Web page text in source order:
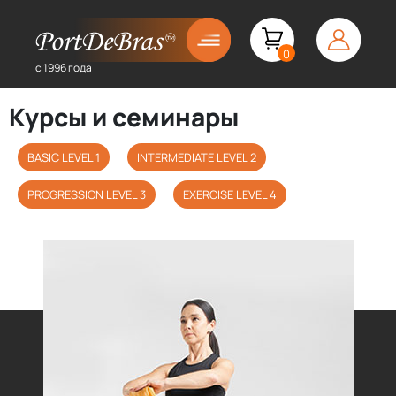
с 1996 года
0
Курсы и семинары
BASIC LEVEL 1 INTERMEDIATE LEVEL 2
PROGRESSION LEVEL 3 EXERCISE LEVEL 4